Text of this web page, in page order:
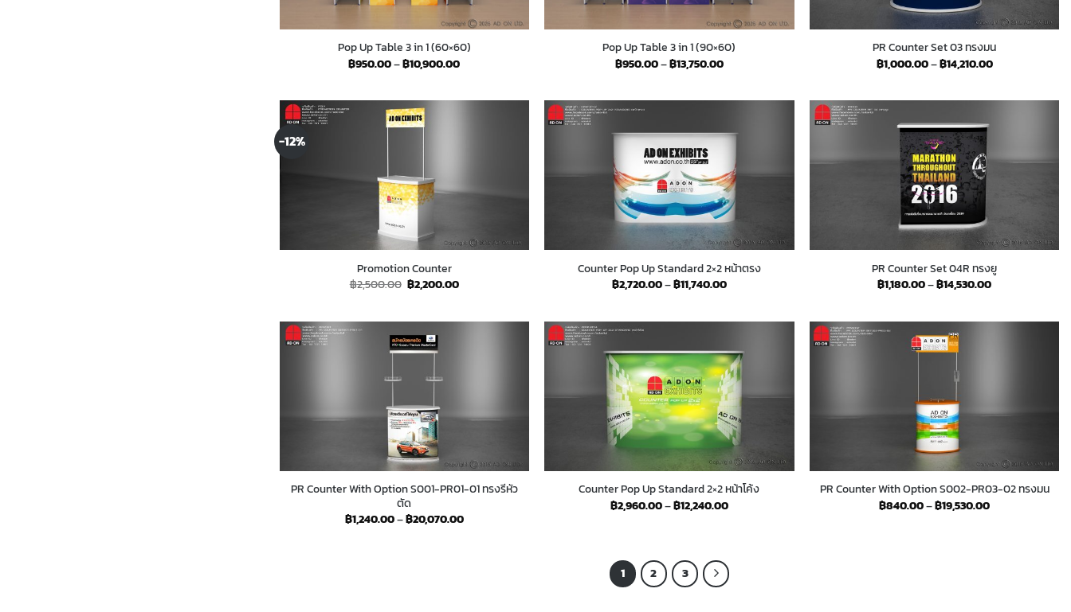
Pop Up Table 3 in 1 (60×60)
฿950.00–฿10,900.00Price
through
Pop Up Table 3 in 1 (90×60)
฿950.00–฿13,750.00Price
through
PR Counter Set 03 ทรงมน
฿1,000.00–฿14,210.00Price
through
-12%
Promotion Counter
฿2,500.00 Original
price
฿2,200.00Current
Counter Pop Up Standard 2×2 หน้าตรง
฿2,720.00–฿11,740.00Price
PR Counter Set 04R ทรงยู
฿1,180.00–฿14,530.00Price
PR Counter With Option S001-PR01-01 ทรงรีหัว
ตัด
฿1,240.00–฿20,070.00Price
Counter Pop Up Standard 2×2 หน้าโค้ง
฿2,960.00–฿12,240.00Price
PR Counter With Option S002-PR03-02 ทรงมน
฿840.00–฿19,530.00Price
1
2 3